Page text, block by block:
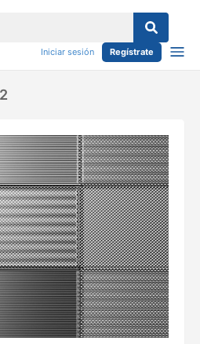
Iniciar sesión Regístrate